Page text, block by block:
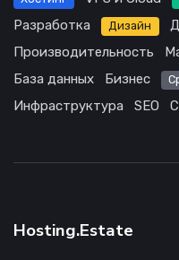
Разработка
Дизайн
Производительность
База данных
Бизнес
Инфраструктура
SEO
Hosting.Estate